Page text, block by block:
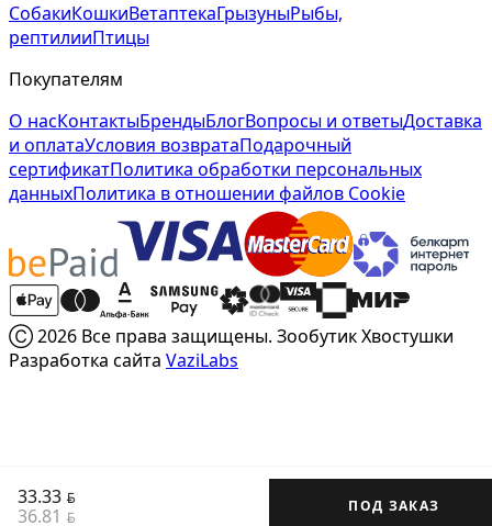
33.33 BYN
36.81 BYN
ПОД ЗАКАЗ
СобакиКошкиВетаптекаГрызуныРыбы,
рептилииПтицы
Покупателям
О насКонтактыБрендыБлогВопросы и ответыДоставка
и оплатаУсловия возвратаПодарочный
сертификатПолитика обработки персональных
данныхПолитика в отношении файлов Cookie
Ⓒ 2026 Все права защищены. Зообутик Хвостушки
Разработка сайта VaziLabs